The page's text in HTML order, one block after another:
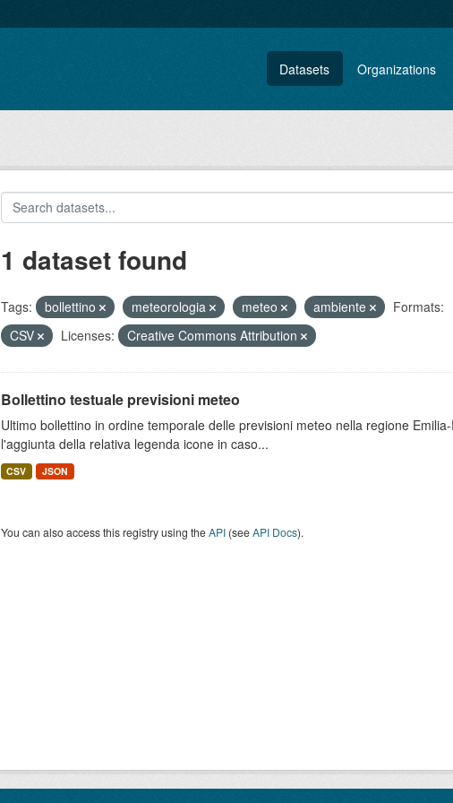
Datasets Organizations
1 dataset found
Tags: bollettino meteorologia meteo ambiente
Formats:
CSV
Licenses: Creative Commons Attribution
Bollettino testuale previsioni meteo
Ultimo bollettino in ordine temporale delle previsioni meteo nella regione
l'aggiunta della relativa legenda icone in caso...
CSV JSON
You can also access this registry using theAPI(seeAPI Docs).